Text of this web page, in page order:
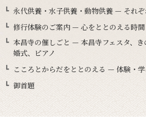
永代供養・水子供養・動物供養 — それ
修行体験のご案内 — 心をととのえる時間
本昌寺の催しごと — 本昌寺フェスタ、
婚式、ピアノ
こころとからだをととのえる — 体験・
御首題